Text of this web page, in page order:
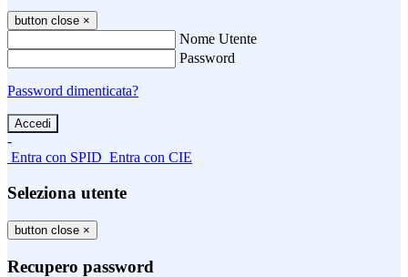
button close ×
Nome Utente
Password
Password dimenticata?
-
Entra con SPID Entra con CIE
Seleziona utente
button close ×
Recupero password